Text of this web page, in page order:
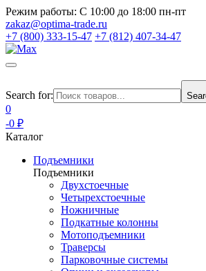
Режим работы: С 10:00 до 18:00 пн-пт
zakaz@optima-trade.ru
+7 (800) 333-15-47 +7 (812) 407-34-47
Search for:
0
-0 ₽
Каталог
Подъемники
Подъемники
Двухстоечные
Четырехстоечные
Ножничные
Подкатные колонны
Мотоподъемники
Траверсы
Парковочные системы